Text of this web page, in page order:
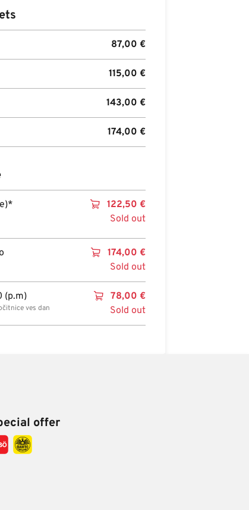
87,00 €
115,00 €
143,00 €
174,00 €
122,50 €
Sold out
174,00 €
Sold out
(p.m)
ves dan
78,00 €
Sold out
offer